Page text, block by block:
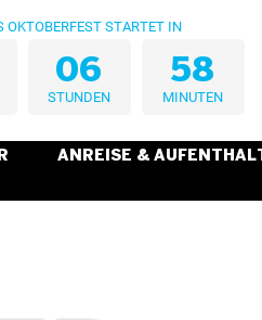
OKTOBERFEST STARTET IN
06
STUNDEN
58
MINUTEN
ANREISE & AUFENTHALT